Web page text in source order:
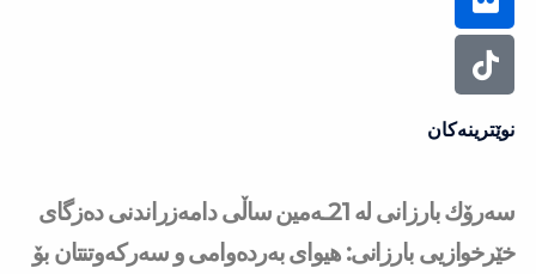
نوێترینەکان
سه‌رۆك بارزانی له‌ 21ـه‌مین ساڵی دامەزراندنی دەزگای
خێرخوازیی بارزانی: هیوای بەردەوامی و سەركەوتنتان بۆ